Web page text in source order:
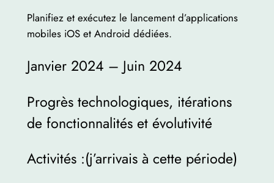
Planifiez et exécutez le lancement d’applications
mobiles iOS et Android dédiées.
Janvier 2024 – Juin 2024
Progrès technologiques, itérations
de fonctionnalités et évolutivité
Activités :(j’arrivais à cette période)